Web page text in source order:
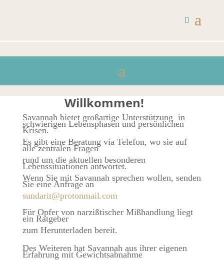
Willkommen!
Savannah bietet großartige Unterstützung in
schwierigen Lebensphasen und persönlichen
Krisen.
Es gibt eine Beratung via Telefon, wo sie auf
alle zentralen Fragen
rund um die aktuellen besonderen
Lebenssituationen antwortet.
Wenn Sie mit Savannah sprechen wollen, senden
Sie eine Anfrage an
sundarit@protonmail.com
Für Opfer von narzißtischer Mißhandlung liegt
ein Ratgeber
zum Herunterladen bereit.
Des Weiteren hat Savannah aus ihrer eigenen
Erfahrung mit Gewichtsabnahme